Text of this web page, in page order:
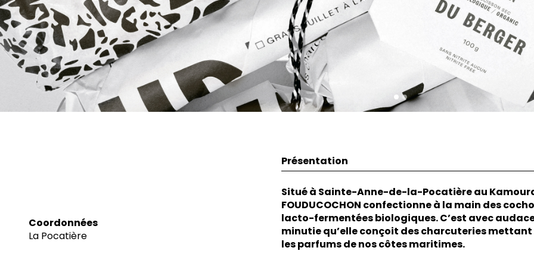
Coordonnées
La Pocatière
Présentation
Situé à Sainte-Anne-de-la-Pocatière au
FOUDUCOCHON confectionne à la main des
lacto-fermentées biologiques. C’est avec
minutie qu’elle conçoit des charcuteries mettant
les parfums de nos côtes maritimes.